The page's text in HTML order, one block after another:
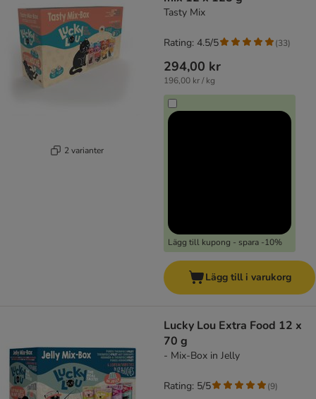
2 varianter
Tasty Mix
294,00 kr
196,00 kr / kg
Lägg till kupong - spara -10%
Rating: 4.5/5 (33)
Lägg till i varukorg
Lucky Lou Extra Food 12 x
70 g
- Mix-Box in Jelly
Rating: 5/5 (9)